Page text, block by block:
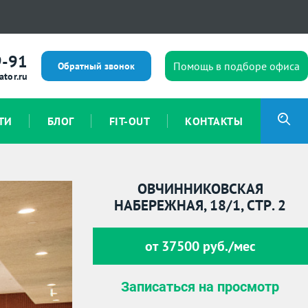
91 Обратный звонок Помощь в подборе офиса
БЛОГ FIT-OUT КОНТАКТЫ
ОВЧИННИКОВСКАЯ
НАБЕРЕЖНАЯ, 18/1, СТР. 2
от 37500 руб./мес
Записаться на просмотр